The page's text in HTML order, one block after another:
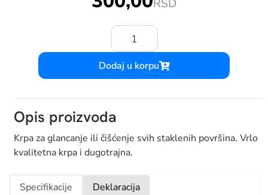
RSD
Količina:
Dodaj u korpu
Opis proizvoda
Krpa za glancanje ili čišćenje svih staklenih površina. Vrlo
kvalitetna krpa i dugotrajna.
Specifikacije
Deklaracija